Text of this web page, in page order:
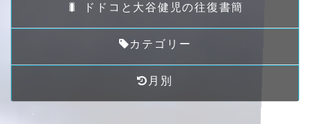
🐛 ドドコと大谷健児の往復書簡
カテゴリー
月別